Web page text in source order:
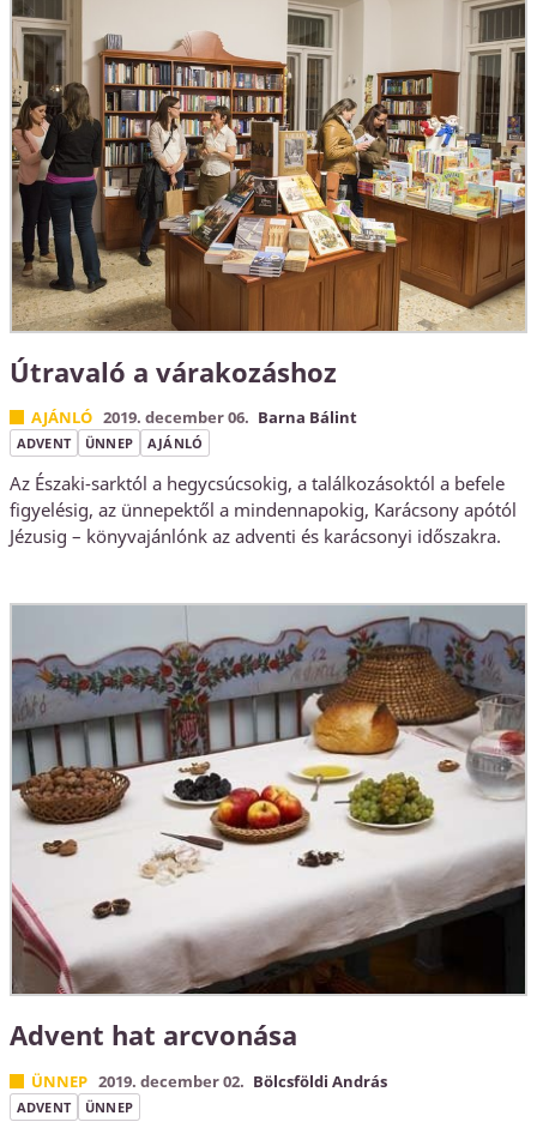
Útravaló a várakozáshoz
AJÁNLÓ 2019. december 06. Barna Bálint
ADVENT ÜNNEP AJÁNLÓ
Az Északi-sarktól a hegycsúcsokig, a találkozásoktól a befele
figyelésig, az ünnepektől a mindennapokig, Karácsony apótól
Jézusig – könyvajánlónk az adventi és karácsonyi időszakra.
Advent hat arcvonása
ÜNNEP 2019. december 02. Bölcsföldi András
ADVENT ÜNNEP